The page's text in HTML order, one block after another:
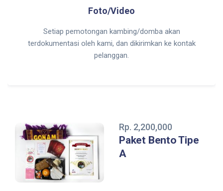
Foto/Video
Setiap pemotongan kambing/domba akan
terdokumentasi oleh kami, dan dikirimkan ke kontak
pelanggan.
Rp. 2,200,000
Paket Bento Tipe
A